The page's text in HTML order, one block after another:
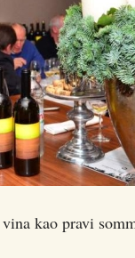
kao pravi